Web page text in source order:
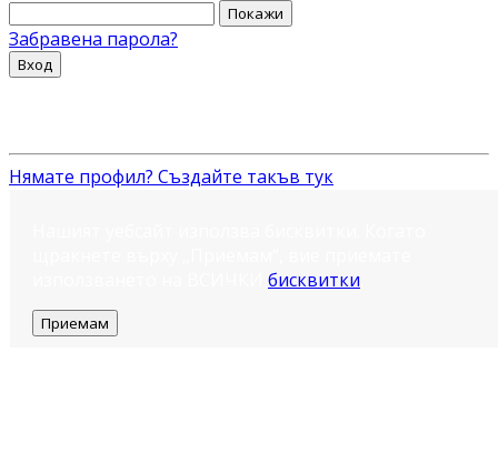
Покажи
Забравена парола?
Вход
Нямате профил? Създайте такъв тук
бисквитки
Приемам